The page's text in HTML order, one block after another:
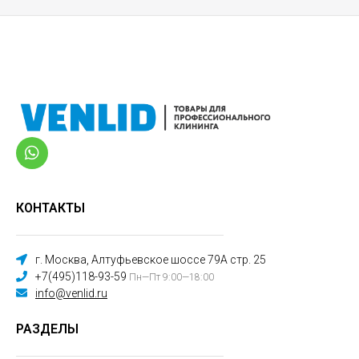
КОНТАКТЫ
г. Москва, Алтуфьевское шоссе 79А стр. 25
+7(495)118-93-59 Пн—Пт 9:00—18:00
info@venlid.ru
РАЗДЕЛЫ